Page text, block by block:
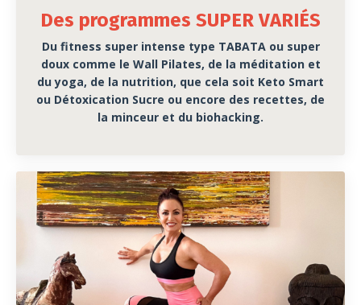
Des programmes SUPER VARIÉS
Du fitness super intense type TABATA ou super
doux comme le Wall Pilates, de la méditation et
du yoga, de la nutrition, que cela soit Keto Smart
ou Détoxication Sucre ou encore des recettes, de
la minceur et du biohacking.